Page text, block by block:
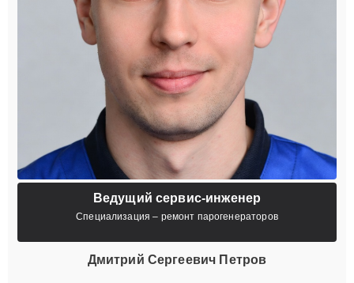
Ведущий сервис-инженер
Специализация – ремонт парогенераторов
Дмитрий Сергеевич Петров